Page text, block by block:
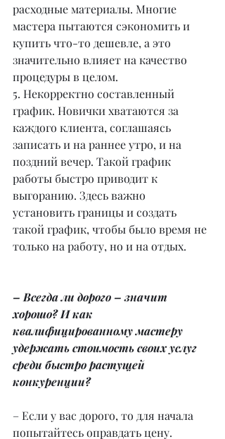
расходные материалы. Многие
мастера пытаются сэкономить и
купить что-то дешевле, а это
значительно влияет на качество
процедуры в целом.
5. Некорректно составленный
график. Новички хватаются за
каждого клиента, соглашаясь
записать и на раннее утро, и на
поздний вечер. Такой график
работы быстро приводит к
выгоранию. Здесь важно
установить границы и создать
такой график, чтобы было время не
только на работу, но и на отдых.
– Всегда ли дорого – значит
хорошо? И как
квалифицированному мастеру
удержать стоимость своих услуг
среди быстро растущей
конкуренции?
– Если у вас дорого, то для начала
попытайтесь оправдать цену.